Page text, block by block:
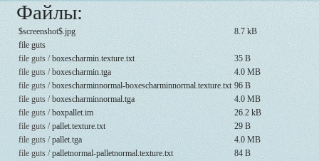
Файлы:
$screenshot$.jpg
8.7 kB
file guts
file guts /boxescharmin.texture.txt
35 B
file guts /boxescharmin.tga
4.0 MB
file guts /boxescharminnormal-boxescharminnormal.texture.txt 96 B
file guts /boxescharminnormal.tga
4.0 MB
file guts /boxpallet.im
26.2 kB
file guts /pallet.texture.txt
29 B
file guts /pallet.tga
4.0 MB
file guts /palletnormal-palletnormal.texture.txt
84 B